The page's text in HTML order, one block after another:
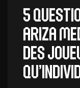
5
ARIZA
des